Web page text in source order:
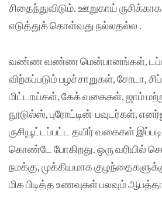
சிதைந்துவிடும். ஊறுகாய்
எடுத்துக் கொள்வது நல்லதல்ல .
வண்ண வண்ண மென்பானங்கள்,
விற்கப்படும் பழச்சாறுகள், சோடா,
மிட்டாய்கள், கேக் வகைகள், ஜாம்
நூடுல்ஸ், புரோட்டின் பவுடர்கள்,
ருசியூட்டப்பட்ட தயிர் வகைகள்
கொண்டே போகிறது. ஒரு வரியில்
நமக்கு, முக்கியமாக
மிக பிடித்த உணவுகள் பலவும்